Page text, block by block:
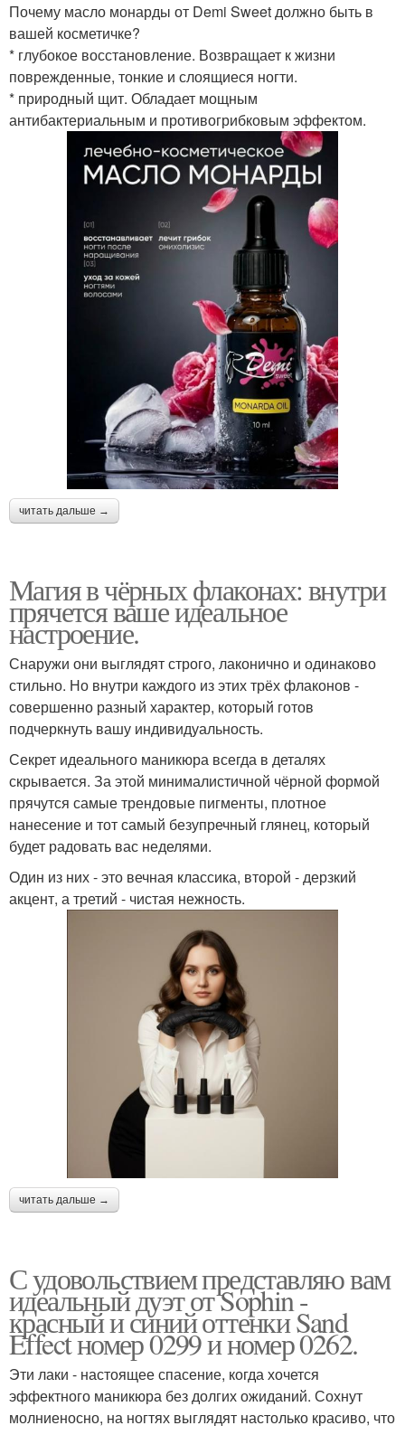
Почему масло монарды от Demi Sweet должно быть в
вашей косметичке?
* глубокое восстановление. Возвращает к жизни
поврежденные, тонкие и слоящиеся ногти.
* природный щит. Обладает мощным
антибактериальным и противогрибковым эффектом.
читать дальше →
Магия в чёрных флаконах: внутри
прячется ваше идеальное
настроение.
Снаружи они выглядят строго, лаконично и одинаково
стильно. Но внутри каждого из этих трёх флаконов -
совершенно разный характер, который готов
подчеркнуть вашу индивидуальность.
Секрет идеального маникюра всегда в деталях
скрывается. За этой минималистичной чёрной формой
прячутся самые трендовые пигменты, плотное
нанесение и тот самый безупречный глянец, который
будет радовать вас неделями.
Один из них - это вечная классика, второй - дерзкий
акцент, а третий - чистая нежность.
читать дальше →
С удовольствием представляю вам
идеальный дуэт от Sophin -
красный и синий оттенки Sand
Effect номер 0299 и номер 0262.
Эти лаки - настоящее спасение, когда хочется
эффектного маникюра без долгих ожиданий. Сохнут
молниеносно, на ногтях выглядят настолько красиво, что